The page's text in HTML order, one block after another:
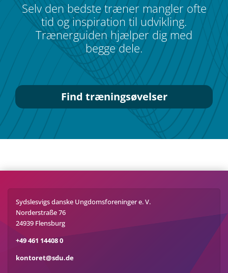
Selv den bedste træner mang­ler ofte
tid og inspira­tion til udvik­ling.
Træ­ner­gu­i­den hjæl­per dig med
begge dele.
Find træ­nings­ø­vel­ser
Sydslesvigs danske Ungdomsforeninger e. V.
Norderstraße 76
24939 Flensburg
+49 461 14408 0
kontoret@sdu.de